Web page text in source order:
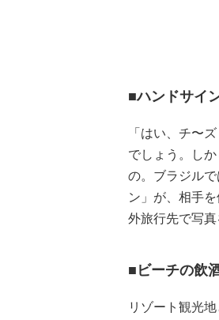
■ハンドサイ
「はい、チ〜
でしょう。し
の。ブラジル
ン」が、相手
外旅行先で写
■ビーチの飲
リゾート観光